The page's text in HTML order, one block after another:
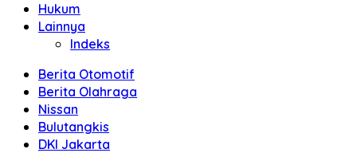
Hukum
Lainnya
Indeks
Berita Otomotif
Berita Olahraga
Nissan
Bulutangkis
DKI Jakarta